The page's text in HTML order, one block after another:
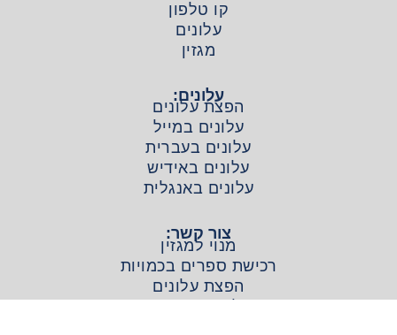
קו טלפון
עלונים
מגזין
עלונים:
הפצת עלונים
עלונים במייל
עלונים בעברית
עלונים באידיש
עלונים באנגלית
צור קשר:
מנוי למגזין
רכישת ספרים בכמויות
הפצת עלונים